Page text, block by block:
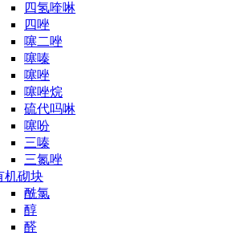
四氢喹啉
四唑
噻二唑
噻嗪
噻唑
噻唑烷
硫代吗啉
噻吩
三嗪
三氮唑
机砌块
酰氯
醇
醛